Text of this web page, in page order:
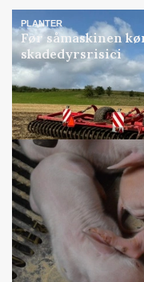
PLANTER
Før såmaskinen
skadedyrsrisici